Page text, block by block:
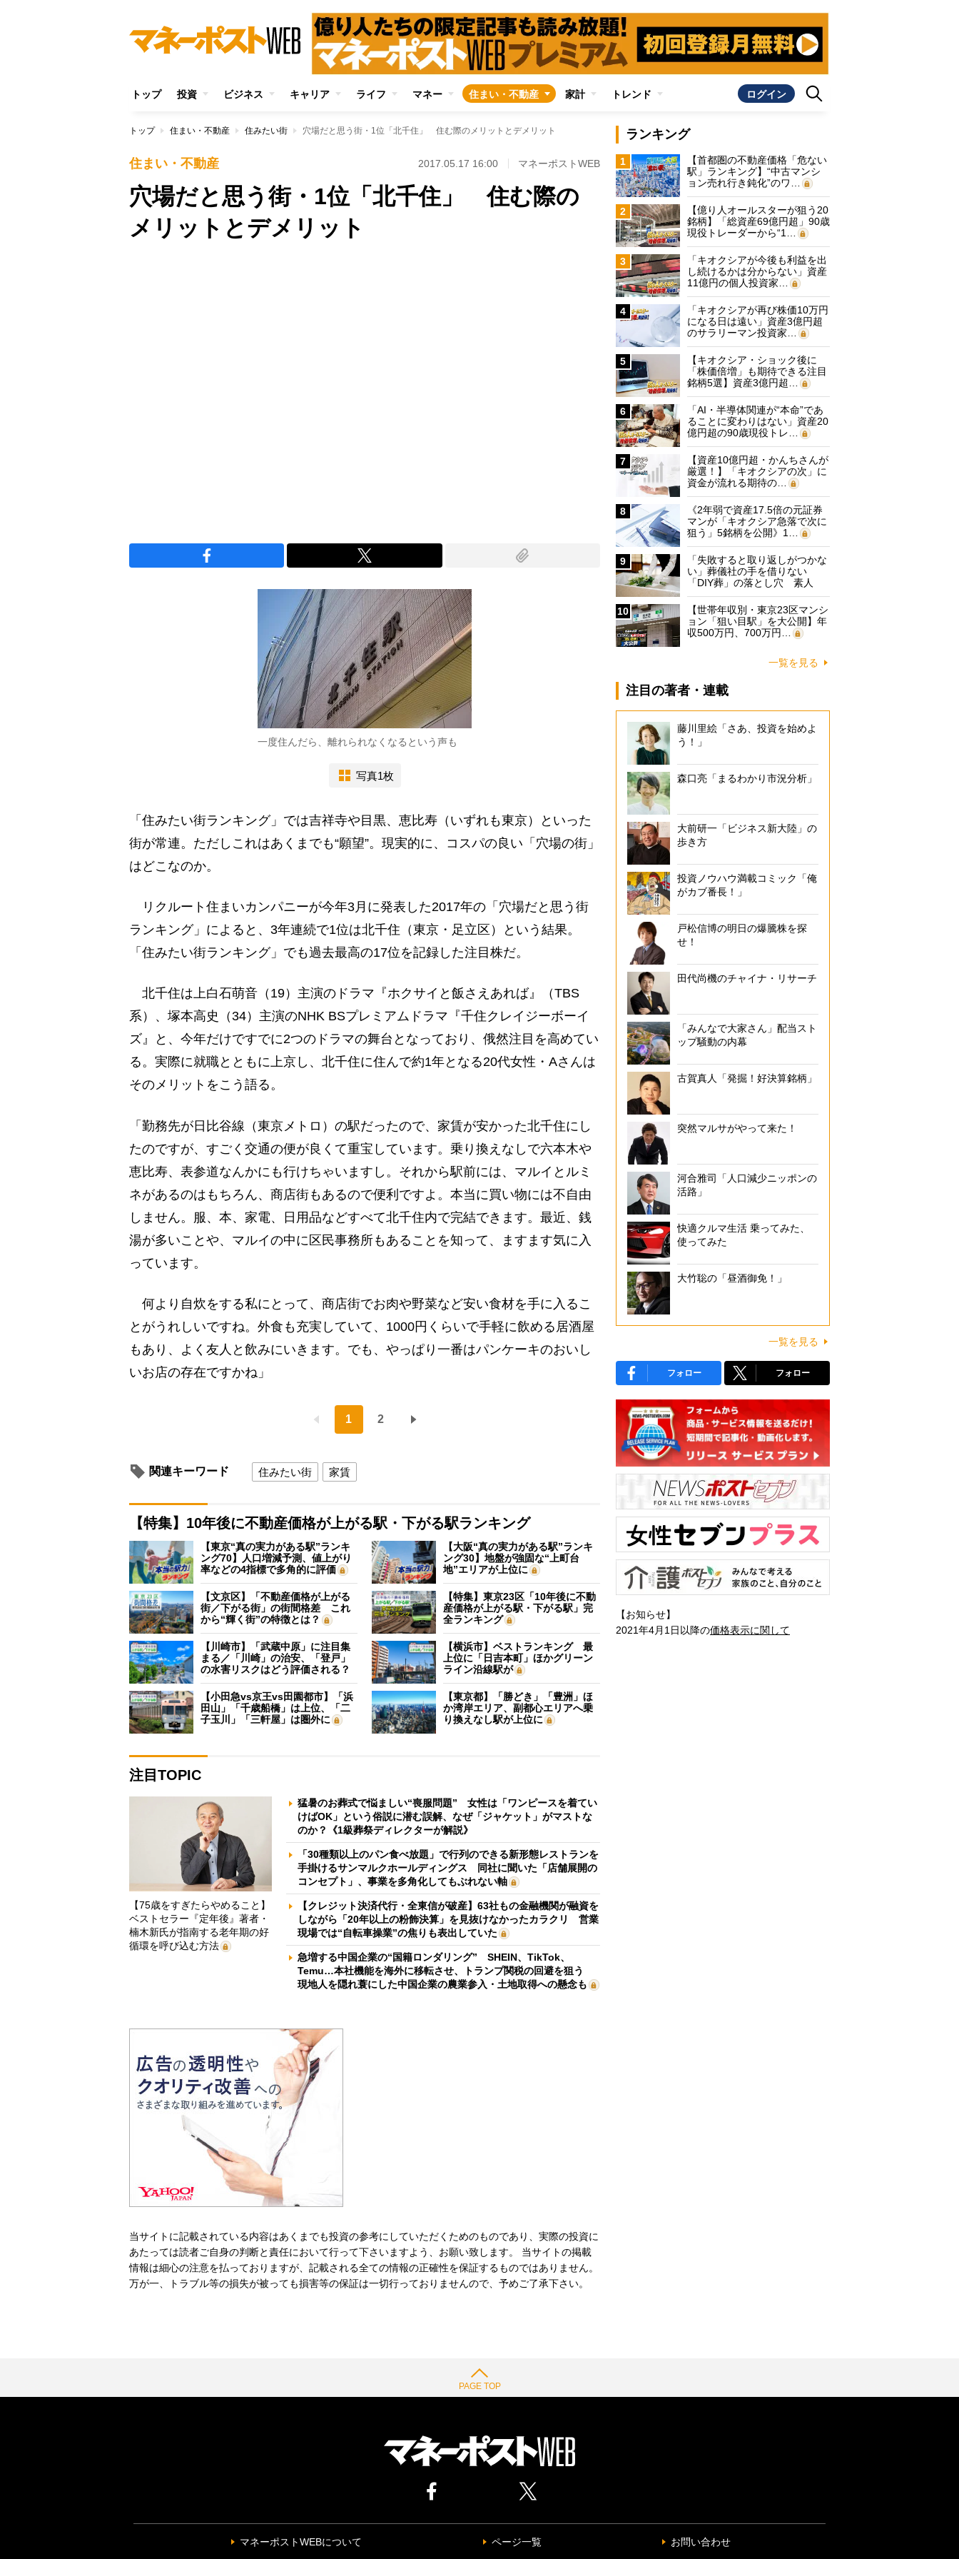
トップ 投資 ビジネス キャリア ライフ マネー 住まい・不動産 家計 トレンド ログイン
トップ 住まい・不動産 住みたい街 穴場だと思う街・1位「北千住」 住む際のメリットとデメリット
住まい・不動産 2017.05.17 16:00 マネーポストWEB
穴場だと思う街・1位「北千住」 住む際の
メリットとデメリット
一度住んだら、離れられなくなるという声も
写真1枚
「住みたい街ランキング」では吉祥寺や目黒、恵比寿（いずれも東京）といった
街が常連。ただしこれはあくまでも“願望”。現実的に、コスパの良い「穴場の街」
はどこなのか。
リクルート住まいカンパニーが今年3月に発表した2017年の「穴場だと思う街
ランキング」によると、3年連続で1位は北千住（東京・足立区）という結果。
「住みたい街ランキング」でも過去最高の17位を記録した注目株だ。
北千住は上白石萌音（19）主演のドラマ『ホクサイと飯さえあれば』（TBS
系）、塚本高史（34）主演のNHK BSプレミアムドラマ『千住クレイジーボーイ
ズ』と、今年だけですでに2つのドラマの舞台となっており、俄然注目を高めてい
る。実際に就職とともに上京し、北千住に住んで約1年となる20代女性・Aさんは
そのメリットをこう語る。
「勤務先が日比谷線（東京メトロ）の駅だったので、家賃が安かった北千住にし
たのですが、すごく交通の便が良くて重宝しています。乗り換えなしで六本木や
恵比寿、表参道なんかにも行けちゃいますし。それから駅前には、マルイとルミ
ネがあるのはもちろん、商店街もあるので便利ですよ。本当に買い物には不自由
しません。服、本、家電、日用品などすべて北千住内で完結できます。最近、銭
湯が多いことや、マルイの中に区民事務所もあることを知って、ますます気に入
っています。
何より自炊をする私にとって、商店街でお肉や野菜など安い食材を手に入るこ
とがうれしいですね。外食も充実していて、1000円くらいで手軽に飲める居酒屋
もあり、よく友人と飲みにいきます。でも、やっぱり一番はパンケーキのおいし
いお店の存在ですかね」
1 2
関連キーワード 住みたい街 家賃
【特集】10年後に不動産価格が上がる駅・下がる駅ランキング
【東京“真の実力がある駅”ランキ
ング70】人口増減予測、値上がり
率などの4指標で多角的に評価
【大阪“真の実力がある駅”ランキ
ング30】地盤が強固な“上町台
地”エリアが上位に
【文京区】「不動産価格が上がる
街／下がる街」の街間格差 これ
から“輝く街”の特徴とは？
【特集】東京23区「10年後に不動
産価格が上がる駅・下がる駅」完
全ランキング
【川崎市】「武蔵中原」に注目集
まる／「川崎」の治安、「登戸」
の水害リスクはどう評価される？
【横浜市】ベストランキング 最
上位に「日吉本町」ほかグリーン
ライン沿線駅が
【小田急vs京王vs田園都市】「浜
田山」「千歳船橋」は上位、「二
子玉川」「三軒屋」は圏外に
【東京都】「勝どき」「豊洲」ほ
か湾岸エリア、副都心エリアへ乗
り換えなし駅が上位に
注目TOPIC
【75歳をすぎたらやめること】
ベストセラー『定年後』著者・
楠木新氏が指南する老年期の好
循環を呼び込む方法
猛暑のお葬式で悩ましい“喪服問題” 女性は「ワンピースを着てい
けばOK」という俗説に潜む誤解、なぜ「ジャケット」がマストな
のか？《1級葬祭ディレクターが解説》
「30種類以上のパン食べ放題」で行列のできる新形態レストランを
手掛けるサンマルクホールディングス 同社に聞いた「店舗展開の
コンセプト」、事業を多角化してもぶれない軸
【クレジット決済代行・全東信が破産】63社もの金融機関が融資を
しながら「20年以上の粉飾決算」を見抜けなかったカラクリ 営業
現場では“自転車操業”の焦りも表出していた
急増する中国企業の“国籍ロンダリング” SHEIN、TikTok、
Temu…本社機能を海外に移転させ、トランプ関税の回避を狙う
現地人を隠れ蓑にした中国企業の農業参入・土地取得への懸念も
当サイトに記載されている内容はあくまでも投資の参考にしていただくためのものであり、実際の投資に
あたっては読者ご自身の判断と責任において行って下さいますよう、お願い致します。 当サイトの掲載
情報は細心の注意を払っておりますが、記載される全ての情報の正確性を保証するものではありません。
万が一、トラブル等の損失が被っても損害等の保証は一切行っておりませんので、予めご了承下さい。
ランキング
1
【首都圏の不動産価格「危ない
駅」ランキング】“中古マンシ
ョン売れ行き鈍化”のワ…
2
【億り人オールスターが狙う20
銘柄】「総資産69億円超」90歳
現役トレーダーから“1…
3
「キオクシアが今後も利益を出
し続けるかは分からない」資産
11億円の個人投資家…
4
「キオクシアが再び株価10万円
になる日は遠い」資産3億円超
のサラリーマン投資家…
5
【キオクシア・ショック後に
「株価倍増」も期待できる注目
銘柄5選】資産3億円超…
6
「AI・半導体関連が“本命”であ
ることに変わりはない」資産20
億円超の90歳現役トレ…
7
【資産10億円超・かんちさんが
厳選！】「キオクシアの次」に
資金が流れる期待の…
8
《2年弱で資産17.5倍の元証券
マンが「キオクシア急落で次に
狙う」5銘柄を公開》1…
9
「失敗すると取り返しがつかな
い」葬儀社の手を借りない
「DIY葬」の落とし穴 素人
に…
10
【世帯年収別・東京23区マンシ
ョン「狙い目駅」を大公開】年
収500万円、700万円…
一覧を見る
注目の著者・連載
藤川里絵「さあ、投資を始めよ
う！」
森口亮「まるわかり市況分析」
大前研一「ビジネス新大陸」の
歩き方
投資ノウハウ満載コミック「俺
がカブ番長！」
戸松信博の明日の爆騰株を探
せ！
田代尚機のチャイナ・リサーチ
「みんなで大家さん」配当スト
ップ騒動の内幕
古賀真人「発掘！好決算銘柄」
突然マルサがやって来た！
河合雅司「人口減少ニッポンの
活路」
快適クルマ生活 乗ってみた、
使ってみた
大竹聡の「昼酒御免！」
一覧を見る
フォロー フォロー
【お知らせ】
2021年4月1日以降の価格表示に関して
PAGE TOP
マネーポストWEBについて ページ一覧 お問い合わせ